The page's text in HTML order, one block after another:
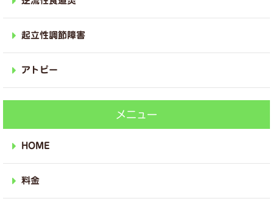
起立性調節障害
アトピー
メニュー
HOME
料金